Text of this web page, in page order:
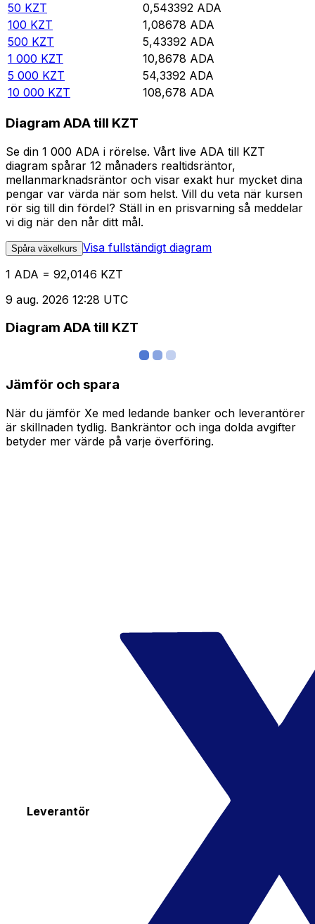
50 KZT 0,543392 ADA
100 KZT 1,08678 ADA
500 KZT 5,43392 ADA
1 000 KZT 10,8678 ADA
5 000 KZT 54,3392 ADA
10 000 KZT 108,678 ADA
Diagram ADA till KZT
Se din 1 000 ADA i rörelse. Vårt live ADA till KZT
diagram spårar 12 månaders realtidsräntor,
mellanmarknadsräntor och visar exakt hur mycket dina
pengar var värda när som helst. Vill du veta när kursen
rör sig till din fördel? Ställ in en prisvarning så meddelar
vi dig när den når ditt mål.
Spåra växelkurs Visa fullständigt diagram
1 ADA = 92,0146 KZT
9 aug. 2026 12:28 UTC
Diagram ADA till KZT
Jämför och spara
När du jämför Xe med ledande banker och leverantörer
är skillnaden tydlig. Bankräntor och inga dolda avgifter
betyder mer värde på varje överföring.
Leverantör